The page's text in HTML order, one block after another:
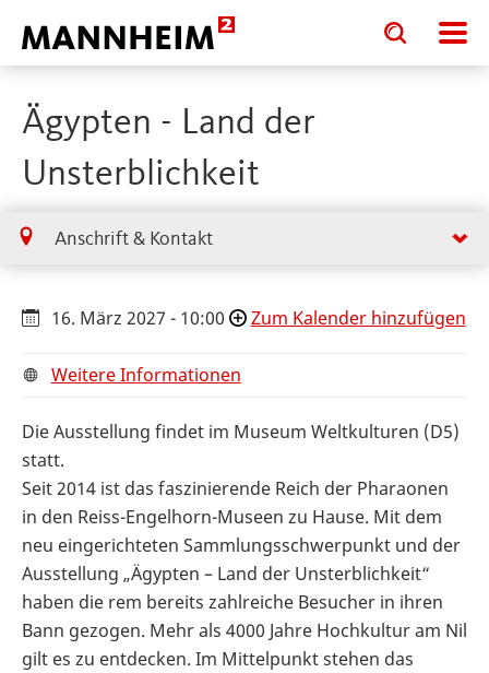
Toggle
search
input
Toggle
search
input
Ägypten - Land der
Unsterblichkeit
Anschrift & Kontakt
16. März 2027 - 10:00 Zum Kalender hinzufügen
Weitere Informationen
Die Ausstellung findet im Museum Weltkulturen (D5)
statt.
Seit 2014 ist das faszinierende Reich der Pharaonen
in den Reiss-Engelhorn-Museen zu Hause. Mit dem
neu eingerichteten Sammlungsschwerpunkt und der
Ausstellung „Ägypten – Land der Unsterblichkeit“
haben die rem bereits zahlreiche Besucher in ihren
Bann gezogen. Mehr als 4000 Jahre Hochkultur am Nil
gilt es zu entdecken. Im Mittelpunkt stehen das